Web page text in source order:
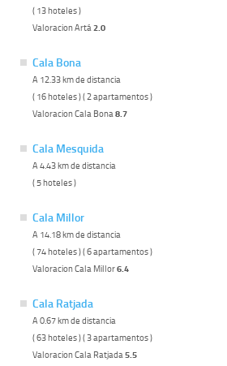
( 13 hoteles )
Valoracion Artá2.0
Cala Bona
A 12.33 km de distancia
( 16 hoteles ) ( 2 apartamentos )
Valoracion Cala Bona8.7
Cala Mesquida
A 4.43 km de distancia
( 5 hoteles )
Cala Millor
A 14.18 km de distancia
( 74 hoteles ) ( 6 apartamentos )
Valoracion Cala Millor6.4
Cala Ratjada
A 0.67 km de distancia
( 63 hoteles ) ( 3 apartamentos )
Valoracion Cala Ratjada5.5